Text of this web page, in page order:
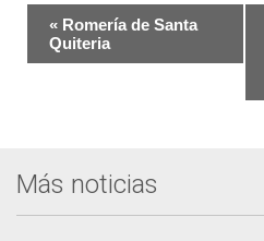
Navegación
del
« Romería de Santa
Quiteria
Más noticias